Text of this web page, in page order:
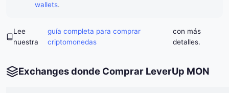
wallets.
Lee
nuestra
guía completa para comprar
criptomonedas
con más
detalles.
Exchanges donde Comprar LeverUp MON